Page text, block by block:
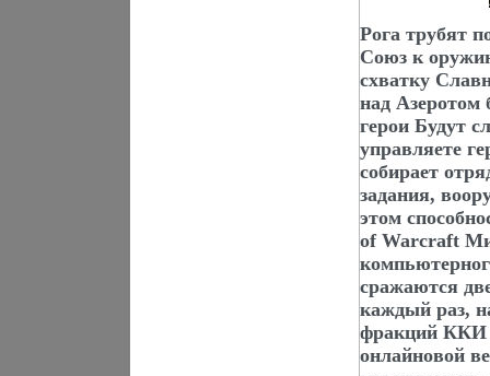
Рога трубят
Союз к
схватку
над Азеротом
герои Будут
управляете
собирает
задания,
этом
of Warcraft
сражаются
каждый раз,
фракций ККИ
онлайновой